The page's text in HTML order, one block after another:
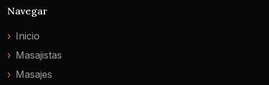
Navegar
Inicio
Masajistas
Masajes